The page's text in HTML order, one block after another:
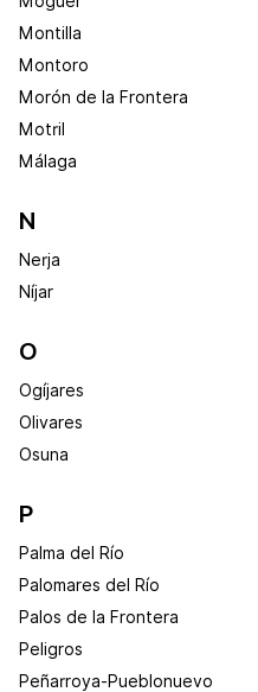
Montilla
Montoro
Morón de la Frontera
Motril
Málaga
N
Nerja
Níjar
O
Ogíjares
Olivares
Osuna
P
Palma del Río
Palomares del Río
Palos de la Frontera
Peligros
Peñarroya-Pueblonuevo